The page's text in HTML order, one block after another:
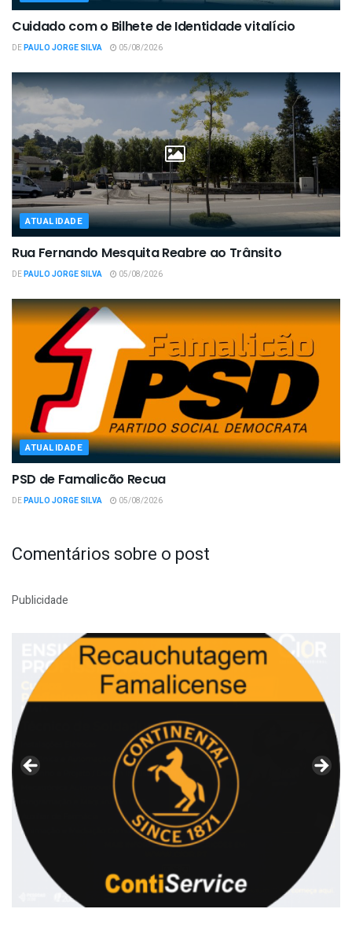
Cuidado com o Bilhete de Identidade vitalício
DEPAULO JORGE SILVA 05/08/2026
ATUALIDADE
Rua Fernando Mesquita Reabre ao Trânsito
DEPAULO JORGE SILVA 05/08/2026
ATUALIDADE
PSD de Famalicão Recua
DEPAULO JORGE SILVA 05/08/2026
Comentários sobre o post
Publicidade